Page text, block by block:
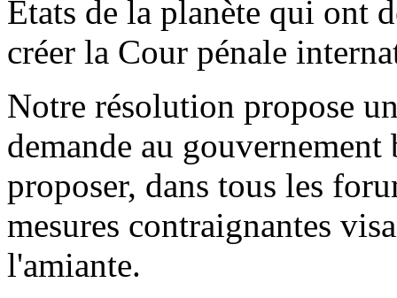
États de la planète qui ont
créer la Cour pénale
Notre résolution propose
demande au
proposer, dans tous les
mesures contraignantes
l'amiante.